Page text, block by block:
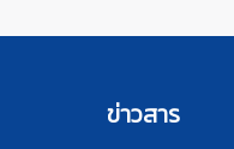
ข่าวสาร